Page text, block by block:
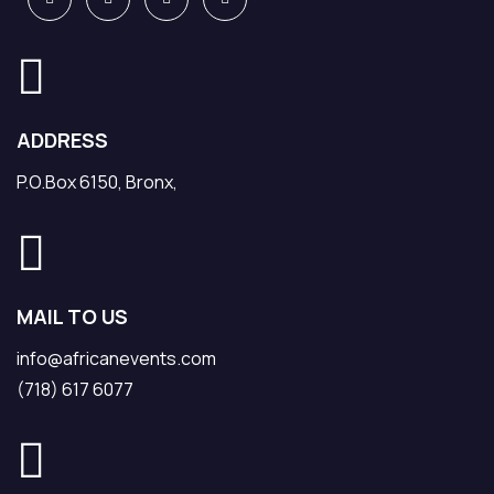
ADDRESS
P.O.Box 6150, Bronx,
MAIL TO US
info@africanevents.com
(718) 617 6077